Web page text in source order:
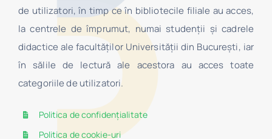
de utilizatori, în timp ce în bibliotecile filiale au acces,
la centrele de împrumut, numai studenţii şi cadrele
didactice ale facultăților Universității din București, iar
în sălile de lectură ale acestora au acces toate
categoriile de utilizatori.
Politica de confidențialitate
Politica de cookie-uri